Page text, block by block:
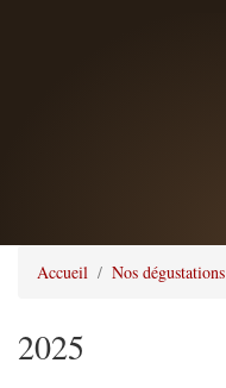
Accueil Nos dégustations
2025